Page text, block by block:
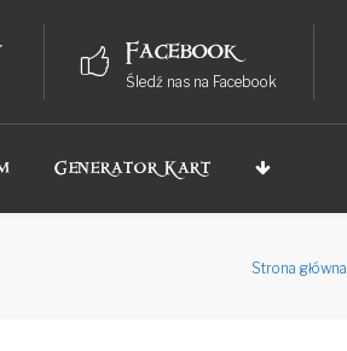
Facebook
Śledź nas na Facebook
Generator Kart
Strona główna